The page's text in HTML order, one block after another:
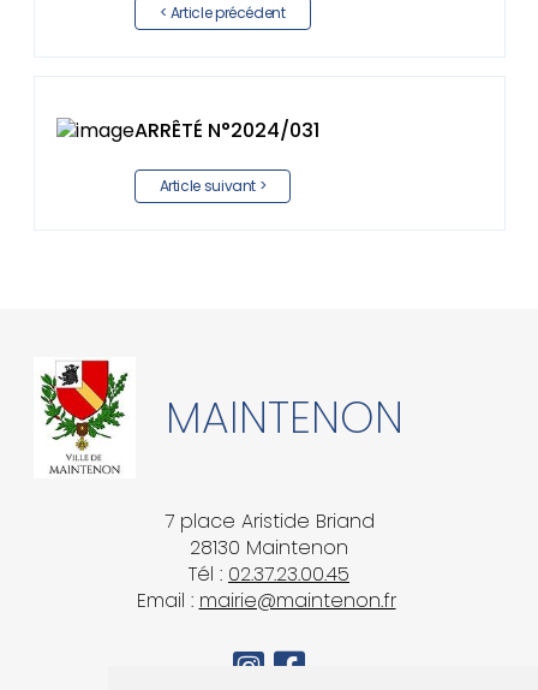
< Article précédent
ARRÊTÉ N°2024/031
Article suivant >
MAINTENON
7 place Aristide Briand
28130 Maintenon
Tél : 02.37.23.00.45
Email : mairie@maintenon.fr